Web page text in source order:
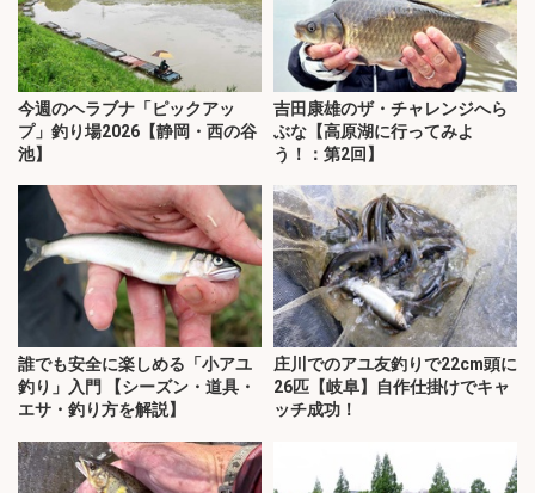
今週のヘラブナ「ピックアッ
プ」釣り場2026【静岡・西の谷
池】
吉田康雄のザ・チャレンジへら
ぶな【高原湖に行ってみよ
う！：第2回】
誰でも安全に楽しめる「小アユ
釣り」入門 【シーズン・道具・
エサ・釣り方を解説】
庄川でのアユ友釣りで22cm頭に
26匹【岐阜】自作仕掛けでキャ
ッチ成功！